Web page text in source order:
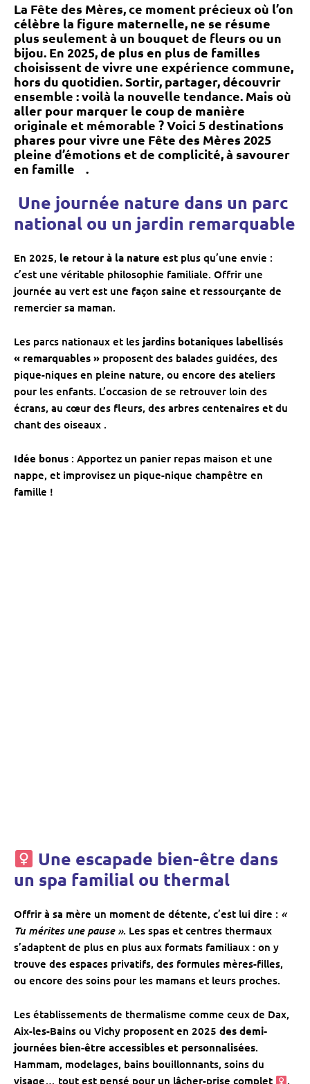
La Fête des Mères, ce moment précieux où l’on
célèbre la figure maternelle, ne se résume
plus seulement à un bouquet de fleurs ou un
bijou. En 2025, de plus en plus de familles
choisissent de vivre une expérience commune,
hors du quotidien. Sortir, partager, découvrir
ensemble : voilà la nouvelle tendance. Mais où
aller pour marquer le coup de manière
originale et mémorable ?Voici5 destinations
phares pour vivre une Fête des Mères 2025
pleine d’émotions et de complicité, à savourer
en famille ‍ ‍ ‍ .
️ Une journée nature dans un parc
national ou un jardin remarquable
En 2025, le retour à la nature est plus qu’une envie :
c’est une véritable philosophie familiale. Offrir une
journée au vert est une façon saine et ressourçante de
remercier sa maman.
Les parcs nationaux et les jardins botaniques labellisés
« remarquables » proposent des balades guidées, des
pique-niques en pleine nature, ou encore des ateliers
pour les enfants. L’occasion de se retrouver loin des
écrans, au cœur des fleurs, des arbres centenaires et du
chant des oiseaux .
Idée bonus : Apportez un panier repas maison et une
nappe, et improvisez un pique-nique champêtre en
famille !
Une escapade bien-être dans
un spa familial ou thermal
Offrir à sa mère un moment de détente, c’est lui dire : «
Tu mérites une pause ». Les spas et centres thermaux
s’adaptent de plus en plus aux formats familiaux : on y
trouve des espaces privatifs, des formules mères-filles,
ou encore des soins pour les mamans et leurs proches.
Les établissements de thermalisme comme ceux de Dax,
Aix-les-Bains ou Vichy proposent en 2025 des demi-
journées bien-être accessibles et personnalisées.
Hammam, modelages, bains bouillonnants, soins du
visage… tout est pensé pour un lâcher-prise complet ‍
.